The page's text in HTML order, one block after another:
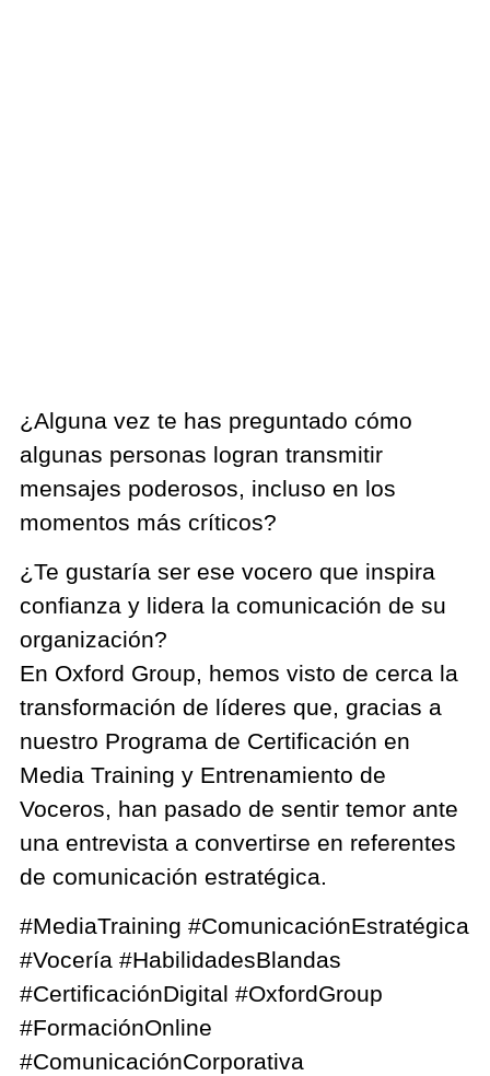
¿Alguna vez te has preguntado cómo
algunas personas logran transmitir
mensajes poderosos, incluso en los
momentos más críticos?
¿Te gustaría ser ese vocero que inspira
confianza y lidera la comunicación de su
organización?
En Oxford Group, hemos visto de cerca la
transformación de líderes que, gracias a
nuestro Programa de Certificación en
Media Training y Entrenamiento de
Voceros, han pasado de sentir temor ante
una entrevista a convertirse en referentes
de comunicación estratégica.
#MediaTraining #ComunicaciónEstratégica
#Vocería #HabilidadesBlandas
#CertificaciónDigital #OxfordGroup
#FormaciónOnline
#ComunicaciónCorporativa